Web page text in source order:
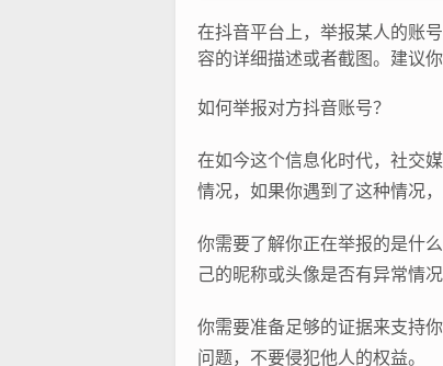
在抖音平台上，举报某人的账
容的详细描述或者截图。建议
如何举报对方抖音账号？
在如今这个信息化时代，社交
情况，如果你遇到了这种情况
你需要了解你正在举报的是什
己的昵称或头像是否有异常情
你需要准备足够的证据来支持
问题，不要侵犯他人的权益。